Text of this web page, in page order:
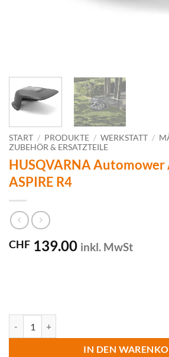
START / PRODUKTE / WERKSTATT /
ZUBEHÖR & ERSATZTEILE
HUSQVARNA
ASPIRE R4
CHF 139.00 inkl. MwSt
IN DEN